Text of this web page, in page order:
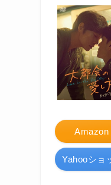
Amazon
Yahooショ